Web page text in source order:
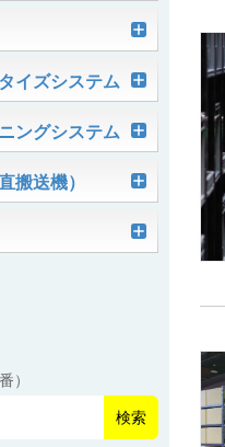
ヤ
コンベヤ
イン®
コンベヤ
単体
ヤ
ヤ
ダードタイプ）
（汎用タイプ）
ズ
テム
トシステム
イズシステム
Ai1800Ⅱ-C
Ai1800Ⅱ
ステム
ステム
ングシステム
」
搬送機）
PV（スチール
/ AP（アルミ
）
検索